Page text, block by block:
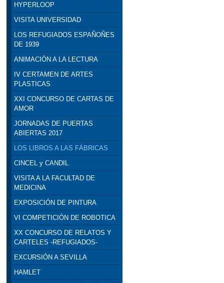
HYPERLOOP
VISITA UNIVERSIDAD
LOS REFUGIADOS ESPAÑOÑES
DE 1939
ANIMACIÓN A LA LECTURA
IV CERTAMEN DE ARTES
PLASTICAS
XXI CONCURSO DE CARTAS DE
AMOR
JORNADAS DE PUERTAS
ABIERTAS 2017
LOS LIBROS A LAS FÁBRICAS
CINCEL y CANDIL
VISITA A LA FACULTAD DE
MEDICINA
EXPOSICIÓN DE PINTURA
VI COMPETICIÓN DE ROBOTICA
XX CONCURSO DE RELATOS Y
CARTELES -REFUGIADOS-
EXCURSIÓN A SEVILLA
HAMLET